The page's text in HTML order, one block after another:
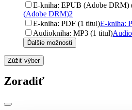
E-kniha: EPUB (Adobe DRM)
(Adobe DRM)2
E-kniha: PDF (1 titul)E-kniha:
Audiokniha: MP3 (1 titul)
Ďalšie možnosti
Zúžiť výber
Zoradiť